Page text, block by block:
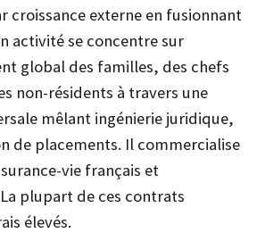
croissance externe en fusionnant
activité se concentre sur
global des familles, des chefs
non-résidents à travers une
mêlant ingénierie juridique,
de placements. Il commercialise
vie français et
plupart de ces contrats
élevés.